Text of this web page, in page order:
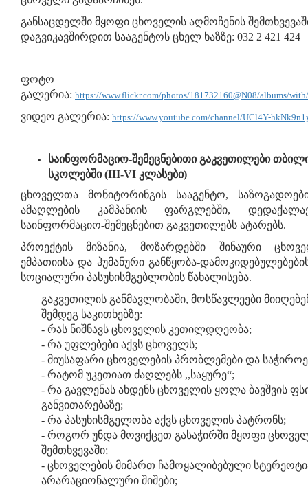
განსაცდელში მყოფი ცხოველის აღმოჩენის
დაგვიკავშირდით სააგენტოს ცხელ ხაზზე: 032 2 421 424
ფოტო
გალერია: https://www.flickr.com/photos/181732160@N08/albums/
ვიდეო გალერია: https://www.youtube.com/channel/UCl4Y-
საინფორმაციო-შემეცნებითი გაკვეთილები
სკოლებში (III-VI კლასები)
ცხოველთა მონიტორინგის სააგენტო,
ამაღლების კამპანიის ფარგლებში,
საინფორმაციო-შემეცნებით გაკვეთილებს ატარებს.
პროექტის მიზანია, მოზარდებში შინაური
ემპათიისა და ჰუმანური განწყობა-
სოციალური პასუხისმგებლობის წახალისება.
გაკვეთილის განმავლობაში, მოსწავლეები
შემდეგ საკითხებზე:
- რას ნიშნავს ცხოველის კეთილდღეობა;
- რა უფლებები აქვს ცხოველს;
- მიუსაფარი ცხოველების პრობლემები და
- რატომ უკეთიათ ძაღლებს ,,საყურე“;
- რა გავლენას ახდენს ცხოველის ყოლა ბავშვის
განვითარებაზე;
- რა პასუხისმგელობა აქვს ცხოველის პატრონს;
- როგორ უნდა მოვიქცეთ გასაჭირში მყოფი
შემთხვევაში;
- ცხოველების მიმართ ჩამოყალიბებული
არარაციონალური შიშები;